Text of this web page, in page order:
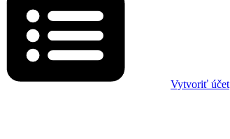
Vytvoriť účet